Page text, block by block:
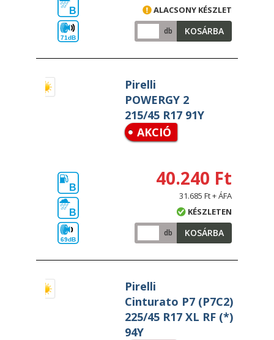
B
71dB
ALACSONY KÉSZLET
db KOSÁRBA
Pirelli
POWERGY 2
215/45 R17 91Y
AKCIÓ
B
B
69dB
40.240 Ft
31.685 Ft + ÁFA
KÉSZLETEN
db KOSÁRBA
Pirelli
Cinturato P7 (P7C2)
225/45 R17 XL RF (*)
94Y